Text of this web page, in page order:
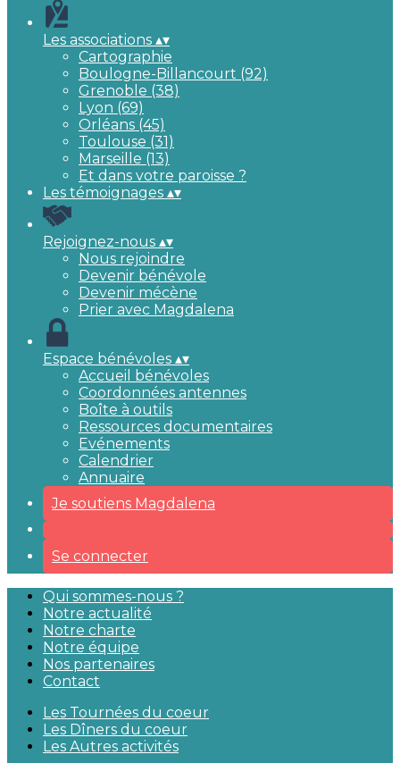
Les associations ▴▾
Cartographie
Boulogne-Billancourt (92)
Grenoble (38)
Lyon (69)
Orléans (45)
Toulouse (31)
Marseille (13)
Et dans votre paroisse ?
Les témoignages ▴▾
Rejoignez-nous ▴▾
Nous rejoindre
Devenir bénévole
Devenir mécène
Prier avec Magdalena
Espace bénévoles ▴▾
Accueil bénévoles
Coordonnées antennes
Boîte à outils
Ressources documentaires
Evénements
Calendrier
Annuaire
Je soutiens Magdalena
Se connecter
Qui sommes-nous ?
Notre actualité
Notre charte
Notre équipe
Nos partenaires
Contact
Les Tournées du coeur
Les Dîners du coeur
Les Autres activités